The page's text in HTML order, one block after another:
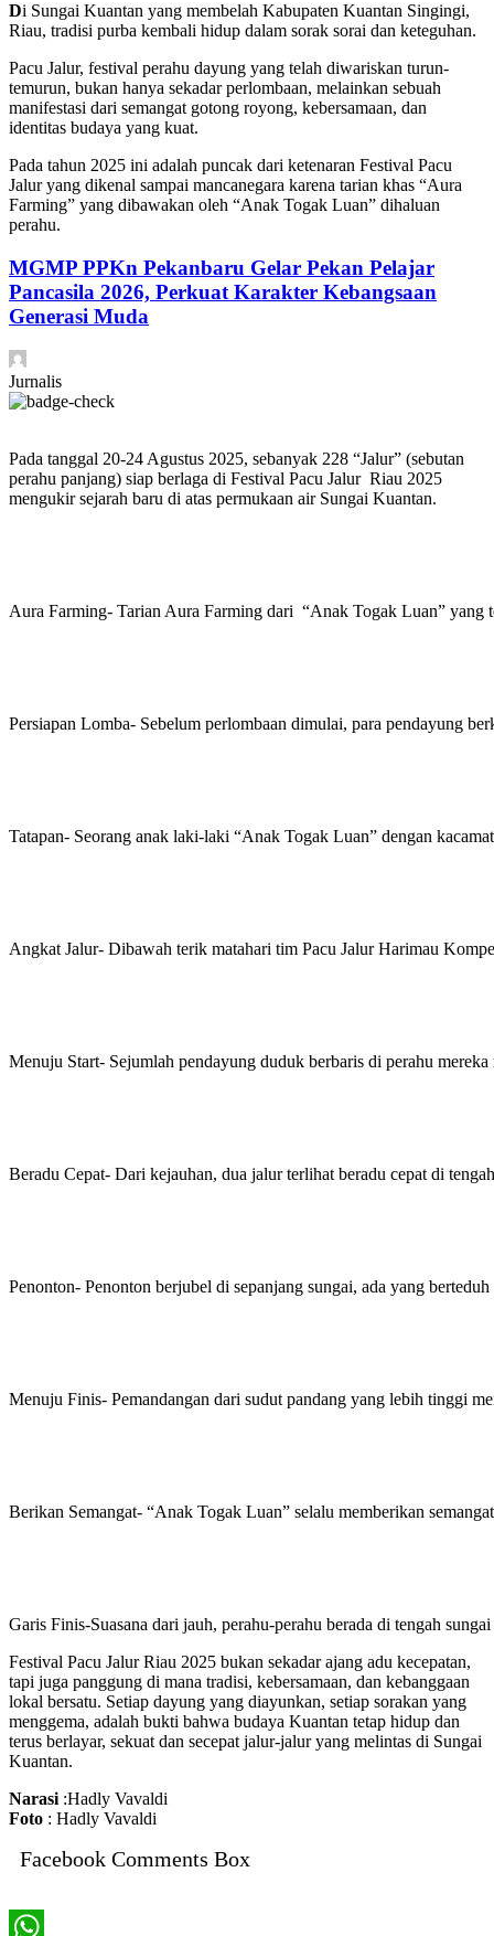
Di Sungai Kuantan yang membelah Kabupaten Kuantan Singingi,
Riau, tradisi purba kembali hidup dalam sorak sorai dan keteguhan.
Pacu Jalur, festival perahu dayung yang telah diwariskan turun-
temurun, bukan hanya sekadar perlombaan, melainkan sebuah
manifestasi dari semangat gotong royong, kebersamaan, dan
identitas budaya yang kuat.
Pada tahun 2025 ini adalah puncak dari ketenaran Festival Pacu
Jalur yang dikenal sampai mancanegara karena tarian khas “Aura
Farming” yang dibawakan oleh “Anak Togak Luan” dihaluan
perahu.
MGMP PPKn Pekanbaru Gelar Pekan Pelajar
Pancasila 2026, Perkuat Karakter Kebangsaan
Generasi Muda
Jurnalis
Pada tanggal 20-24 Agustus 2025, sebanyak 228 “Jalur” (sebutan
perahu panjang) siap berlaga di Festival Pacu Jalur Riau 2025
mengukir sejarah baru di atas permukaan air Sungai Kuantan.
Aura Farming- Tarian Aura Farming dari “Anak Togak Luan” yang
Persiapan Lomba- Sebelum perlombaan dimulai, para pendayung
Tatapan- Seorang anak laki-laki “Anak Togak Luan” dengan
Angkat Jalur- Dibawah terik matahari tim Pacu Jalur Harimau
Menuju Start- Sejumlah pendayung duduk berbaris di perahu
Beradu Cepat- Dari kejauhan, dua jalur terlihat beradu cepat di
Penonton- Penonton berjubel di sepanjang sungai, ada yang
Menuju Finis- Pemandangan dari sudut pandang yang lebih tinggi
Berikan Semangat- “Anak Togak Luan” selalu memberikan
Garis Finis-Suasana dari jauh, perahu-perahu berada di tengah
Festival ​Pacu Jalur Riau 2025 bukan sekadar ajang adu kecepatan,
tapi juga panggung di mana tradisi, kebersamaan, dan kebanggaan
lokal bersatu. Setiap dayung yang diayunkan, setiap sorakan yang
menggema, adalah bukti bahwa budaya Kuantan tetap hidup dan
terus berlayar, sekuat dan secepat jalur-jalur yang melintas di Sungai
Kuantan.
Narasi :Hadly Vavaldi
Foto : Hadly Vavaldi
Facebook Comments Box